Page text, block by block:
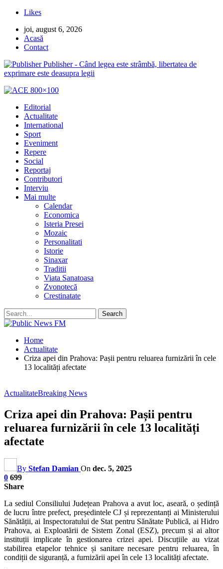
Likes
joi, august 6, 2026
Acasă
Contact
Publisher - Când legea este strâmbă, libertatea de
exprimare este deasupra legii
Editorial
Actualitate
International
Sport
Eveniment
Repere
Social
Reportaj
Contributori
Interviu
Mai multe
Calendar
Economica
Isteria Presei
Mozaic
Personalitati
Istorie
Sinaxar
Traditii
Viata Sanatoasa
Zvonotecă
Crestinatate
Home
Actualitate
Criza apei din Prahova: Pașii pentru reluarea furnizării în cele
13 localități afectate
ActualitateBreaking News
Criza apei din Prahova: Pașii pentru
reluarea furnizării în cele 13 localități
afectate
By Stefan Damian On dec. 5, 2025
0 699
Share
La sediul Consiliului Județean Prahova a avut loc, aseară, o ședință
de lucru între prefect, președintele CJ și reprezentanți ai Ministerului
Sănătății, ai Inspectoratului de Stat pentru Sănătate Publică, ai Hidro
Prahova, ai Exploatării de Sistem Zonal (ESZ), precum și ai altor
instituții implicate în gestionarea crizei apei. Discuțiile au vizat
stabilirea etapelor tehnice și sanitare necesare pentru reluarea, în
condiții de siguranță, a furnizării apei în cele 13 localități afectate.